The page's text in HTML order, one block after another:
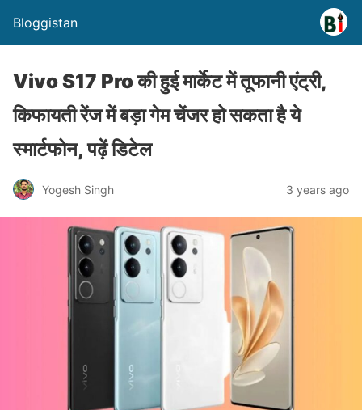
Bloggistan
Vivo S17 Pro की हुई मार्केट में तूफानी एंट्री,
किफायती रेंज में बड़ा गेम चेंजर हो सकता है ये
स्मार्टफोन, पढ़ें डिटेल
Yogesh Singh 3 years ago